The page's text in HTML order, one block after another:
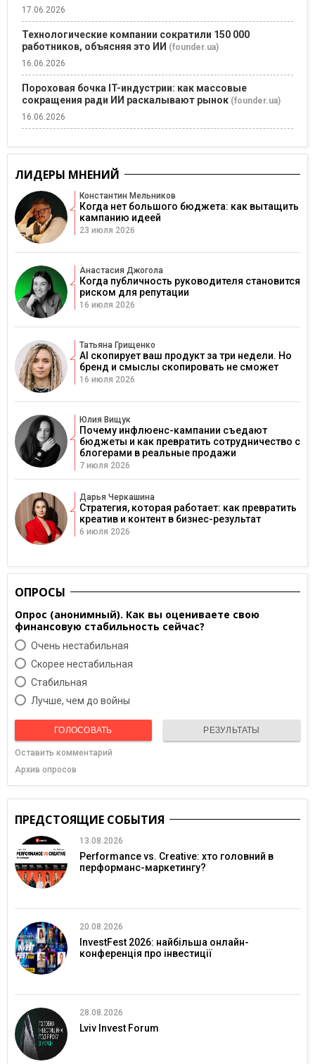
17.06.2026
Технологические компании сократили 150 000
работников, объясняя это ИИ (founder.ua)
16.06.2026
Пороховая бочка IT-индустрии: как массовые
сокращения ради ИИ раскалывают рынок (founder.ua)
16.06.2026
ЛИДЕРЫ МНЕНИЙ
Константин Мельников
Когда нет большого бюджета: как вытащить
кампанию идеей
23 июля 2026
Анастасия Джогола
Когда публичность руководителя становится
риском для репутации
16 июля 2026
Татьяна Грищенко
AI скопирует ваш продукт за три недели. Но
бренд и смыслы скопировать не сможет
16 июля 2026
Юлия Вищук
Почему инфлюенс-кампании съедают
бюджеты и как превратить сотрудничество с
блогерами в реальные продажи
7 июля 2026
Дарья Черкашина
Стратегия, которая работает: как превратить
креатив и контент в бизнес-результат
6 июля 2026
ОПРОСЫ
Опрос (анонимный). Как вы оцениваете свою
финансовую стабильность сейчас?
Очень нестабильная
Скорее нестабильная
Cтабильная
Лучше, чем до войны
ГОЛОСОВАТЬ РЕЗУЛЬТАТЫ
Оставить комментарий
Архив опросов
ПРЕДСТОЯЩИЕ СОБЫТИЯ
13.08.2026
Performance vs. Creative: хто головний в
перформанс-маркетингу?
20.08.2026
InvestFest 2026: найбільша онлайн-
конференція про інвестиції
28.08.2026
Lviv Invest Forum